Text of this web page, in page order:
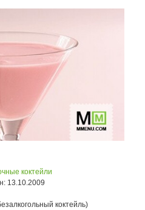
коктейли
13.10.2009
коктейль)